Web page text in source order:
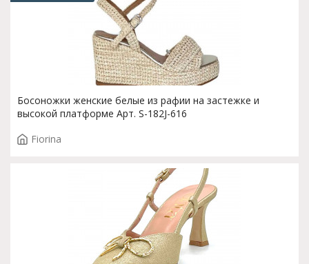
Босоножки женские белые из рафии на застежке и
высокой платформе Арт. S-182J-616
Fiorina